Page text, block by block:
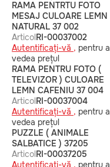
RAMA PENTRTU FOTO
MESAJ CULOARE LEMN
NATURAL 37 002
ArticolRI-00037002
Autentificați-vă , pentru a
vedea prețul
RAMA PENTRU FOTO (
TELEVIZOR ) CULOARE
LEMN CAFENIU 37 004
ArticolRI-00037004
Autentificați-vă , pentru a
vedea prețul
PUZZLE ( ANIMALE
SALBATICE ) 37205
ArticolRI-00037205
Autentificați-vă , pentru a